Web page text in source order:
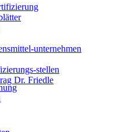
unternehmen
stellen
Dr. Friedle